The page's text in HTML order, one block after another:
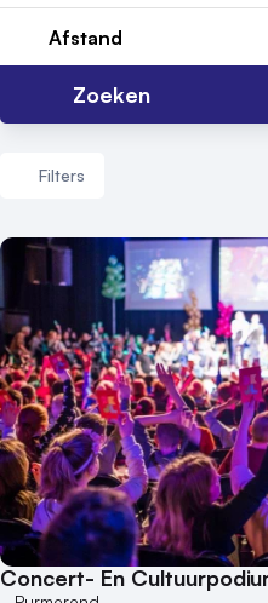
Meld locatie aan
Nieuws
Reviews (5⭐️)
Contact
Afstand
Zoeken
Filters
Aantal zalen
1 - 5 zalen
6 - 10 zalen
10 of meer zalen
Aantal personen
1 - 50 personen
50 - 100 personen
100 - 250 personen
250 - 500 personen
Concert- En